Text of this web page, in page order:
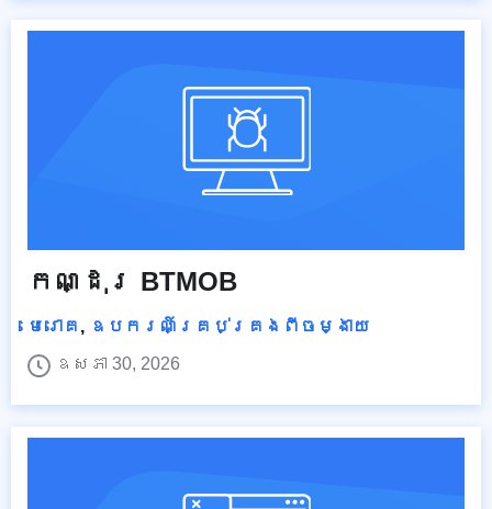
កណ្ដុរ BTMOB
មេរោគ , ឧបករណ៍គ្រប់គ្រងពីចម្ងាយ
ឧសភា 30, 2026